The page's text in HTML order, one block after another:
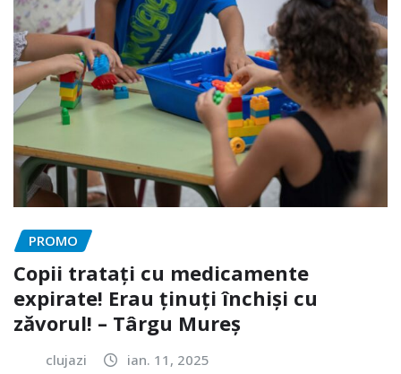
PROMO
Copii tratați cu medicamente
expirate! Erau ținuți închiși cu
zăvorul! – Târgu Mureș
clujazi ian. 11, 2025